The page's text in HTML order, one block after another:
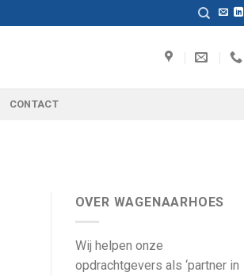
CONTACT
OVER WAGENAARHOES
Wij helpen onze
opdrachtgevers als ‘partner in